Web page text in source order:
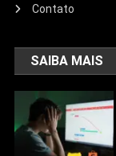
Contato
SAIBA MAIS